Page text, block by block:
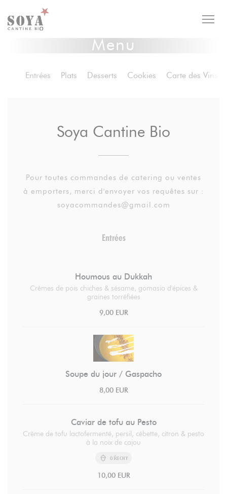
Panel pro správu cookies
Menu
Entrées Plats Desserts Cookies Carte des Vins
Soya Cantine Bio
Pour toutes commandes de catering ou ventes
à emporters, merci d'envoyer vos requêtes sur :
soyacommandes@gmail.com
Entrées
Houmous au Dukkah
Crèmes de pois chiches & sésame, gomasio d'épices &
graines torréfiées
9,00 EUR
Soupe du jour / Gaspacho
8,00 EUR
Caviar de tofu au Pesto
Crème de tofu lactofermenté, persil, cébette, citron & pesto
à la noix de cajou
OŘECHY
10,00 EUR